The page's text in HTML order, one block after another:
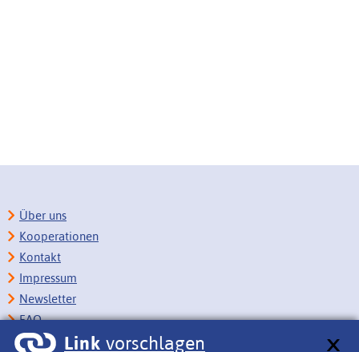
Link vorschlagen
Über uns
Kooperationen
Kontakt
Impressum
Newsletter
FAQ
Copyright